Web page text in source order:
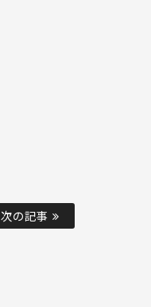
次の記事